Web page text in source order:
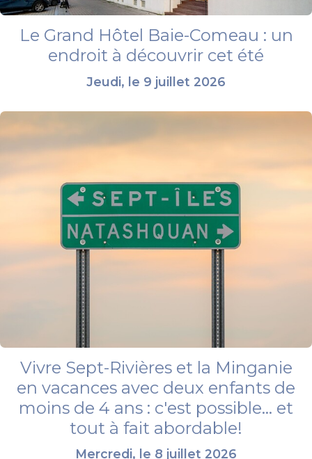
Le Grand Hôtel Baie-Comeau : un
endroit à découvrir cet été
Jeudi, le 9 juillet 2026
Vivre Sept-Rivières et la Minganie
en vacances avec deux enfants de
moins de 4 ans : c'est possible... et
tout à fait abordable!
Mercredi, le 8 juillet 2026